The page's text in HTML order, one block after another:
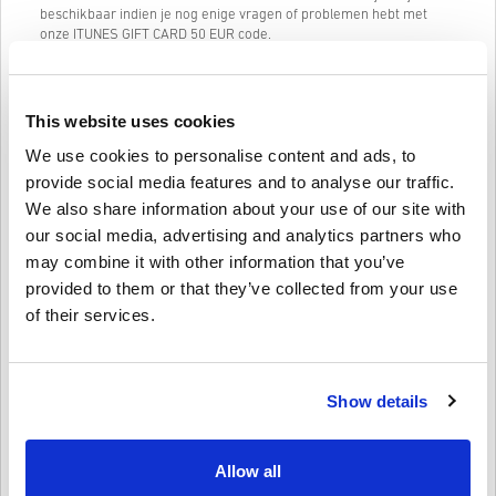
This website uses cookies
We use cookies to personalise content and ads, to
provide social media features and to analyse our traffic.
We also share information about your use of our site with
our social media, advertising and analytics partners who
may combine it with other information that you’ve
provided to them or that they’ve collected from your use
of their services.
Show details
Allow all
beschikbaar indien je nog enige vragen of problemen hebt met
onze ITUNES GIFT CARD 50 EUR code.
ITUNES GIFT CARD 50 EUR van livecards.net zo snel en simpel
maakt.
Hoe het werkt op Livecards.net
Nieuw op Livecards.net? Digitale codes kopen is snel en makkelijk:
Voorwaarden
Pre-orderproducten zullen op de aangegeven
voorraad zijn direct geleverd worden onder voorbehoud
Aankopen voor commercieel gebruik worden niet
Je koopt alleen een digitaal product.
Check voor meer informatie onze
Schrijf een review 4,8/5 10 Recensies